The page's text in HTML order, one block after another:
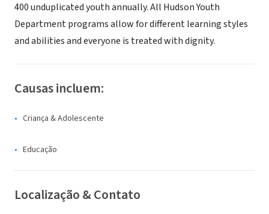
400 unduplicated youth annually. All Hudson Youth
Department programs allow for different learning styles
and abilities and everyone is treated with dignity.
Causas incluem:
Criança & Adolescente
Educação
Localização & Contato